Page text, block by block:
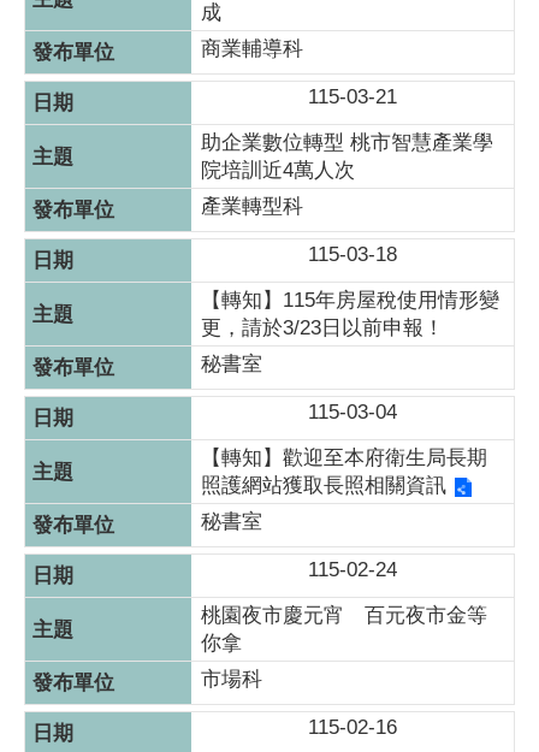
成
商業輔導科
115-03-21
助企業數位轉型 桃市智慧產業學
院培訓近4萬人次
產業轉型科
115-03-18
【轉知】115年房屋稅使用情形變
更，請於3/23日以前申報！
秘書室
115-03-04
【轉知】歡迎至本府衛生局長期
照護網站獲取長照相關資訊
秘書室
115-02-24
桃園夜市慶元宵 百元夜市金等
你拿
市場科
115-02-16